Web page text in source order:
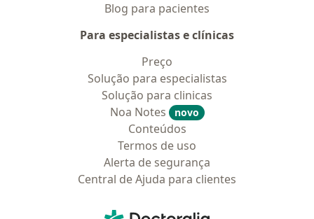
Blog para pacientes
Para especialistas e clínicas
Preço
Solução para especialistas
Solução para clinicas
Noa Notes
novo
Conteúdos
Termos de uso
Alerta de segurança
Central de Ajuda para clientes
Doctoralia - Homepage